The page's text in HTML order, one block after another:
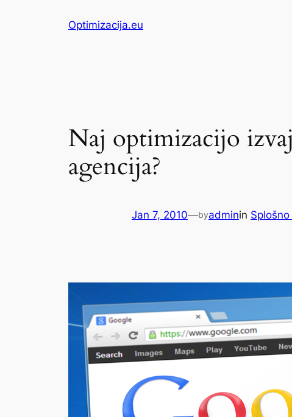
Optimizacija.eu
Naj optimizacijo
agencija?
Jan 7, 2010—byadminin